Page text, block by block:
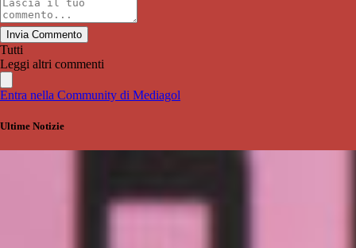
Invia Commento
Tutti
Leggi altri commenti
Entra nella Community di Mediagol
Ultime Notizie